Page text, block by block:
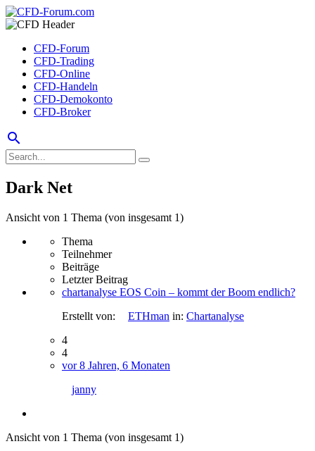
CFD-Forum
CFD-Trading
CFD-Online
CFD-Handeln
CFD-Demokonto
CFD-Broker
search
Dark Net
Ansicht von 1 Thema (von insgesamt 1)
Thema
Teilnehmer
Beiträge
Letzter Beitrag
chartanalyse EOS Coin – kommt der Boom endlich?
Erstellt von:
ETHman in: Chartanalyse
4
4
vor 8 Jahren, 6 Monaten
janny
Ansicht von 1 Thema (von insgesamt 1)